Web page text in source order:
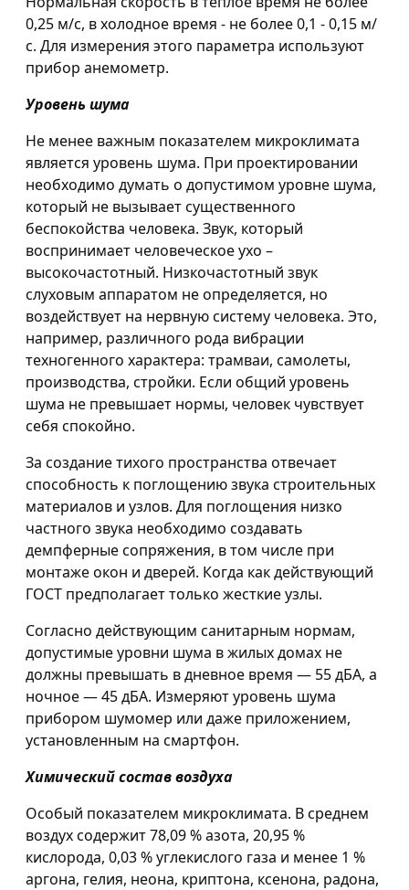
0,25 м/с, в холодное время - не более 0,1 - 0,15 м/
с. Для измерения этого параметра используют
прибор анемометр.
Уровень шума
Не менее важным показателем микроклимата
является уровень шума. При проектировании
необходимо думать о допустимом уровне шума,
который не вызывает существенного
беспокойства человека. Звук, который
воспринимает человеческое ухо –
высокочастотный. Низкочастотный звук
слуховым аппаратом не определяется, но
воздействует на нервную систему человека. Это,
например, различного рода вибрации
техногенного характера: трамваи, самолеты,
производства, стройки. Если общий уровень
шума не превышает нормы, человек чувствует
себя спокойно.
За создание тихого пространства отвечает
способность к поглощению звука строительных
материалов и узлов. Для поглощения низко
частного звука необходимо создавать
демпферные сопряжения, в том числе при
монтаже окон и дверей. Когда как действующий
ГОСТ предполагает только жесткие узлы.
Согласно действующим санитарным нормам,
допустимые уровни шума в жилых домах не
должны превышать в дневное время — 55 дБА, а
ночное — 45 дБА. Измеряют уровень шума
прибором шумомер или даже приложением,
установленным на смартфон.
Химический состав воздуха
Особый показателем микроклимата. В среднем
воздух содержит 78,09 % азота, 20,95 %
кислорода, 0,03 % углекислого газа и менее 1 %
аргона, гелия, неона, криптона, ксенона, радона,